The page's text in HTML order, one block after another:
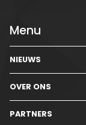
Menu
NIEUWS
OVER ONS
PARTNERS